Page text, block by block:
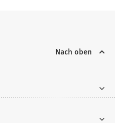
Nach oben